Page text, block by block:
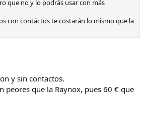
que no y lo podrás usar con más
con contáctos te costarán lo mismo que la
y sin contactos.
peores que la Raynox, pues 60 € que